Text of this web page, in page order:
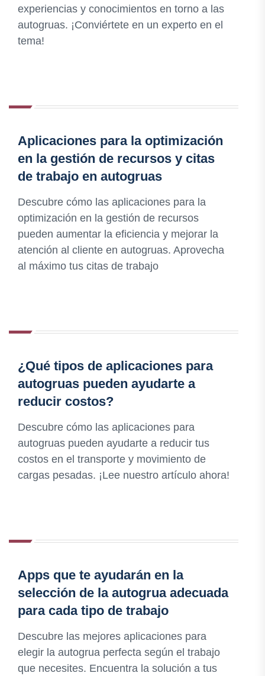
experiencias y conocimientos en torno a las
autogruas. ¡Conviértete en un experto en el
tema!
Aplicaciones para la optimización
en la gestión de recursos y citas
de trabajo en autogruas
Descubre cómo las aplicaciones para la
optimización en la gestión de recursos
pueden aumentar la eficiencia y mejorar la
atención al cliente en autogruas. Aprovecha
al máximo tus citas de trabajo
¿Qué tipos de aplicaciones para
autogruas pueden ayudarte a
reducir costos?
Descubre cómo las aplicaciones para
autogruas pueden ayudarte a reducir tus
costos en el transporte y movimiento de
cargas pesadas. ¡Lee nuestro artículo ahora!
Apps que te ayudarán en la
selección de la autogrua adecuada
para cada tipo de trabajo
Descubre las mejores aplicaciones para
elegir la autogrua perfecta según el trabajo
que necesites. Encuentra la solución a tus